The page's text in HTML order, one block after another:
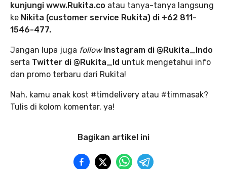
kunjungi www.Rukita.co atau tanya-tanya langsung
ke Nikita (customer service Rukita) di +62 811-
1546-477.
Jangan lupa juga follow Instagram di @Rukita_Indo
serta Twitter di @Rukita_Id untuk mengetahui info
dan promo terbaru dari Rukita!
Nah, kamu anak kost #timdelivery atau #timmasak?
Tulis di kolom komentar, ya!
Bagikan artikel ini